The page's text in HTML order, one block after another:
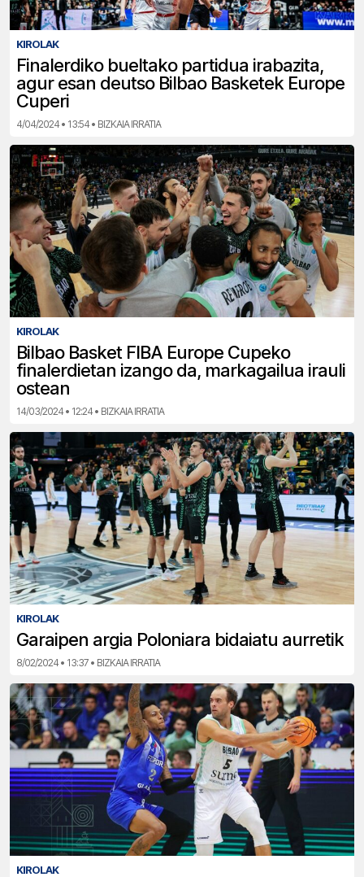
KIROLAK
Finalerdiko bueltako partidua irabazita,
agur esan deutso Bilbao Basketek Europe
Cuperi
4/04/2024 • 13:54 • BIZKAIA IRRATIA
KIROLAK
Bilbao Basket FIBA Europe Cupeko
finalerdietan izango da, markagailua irauli
ostean
14/03/2024 • 12:24 • BIZKAIA IRRATIA
KIROLAK
Garaipen argia Poloniara bidaiatu aurretik
8/02/2024 • 13:37 • BIZKAIA IRRATIA
KIROLAK